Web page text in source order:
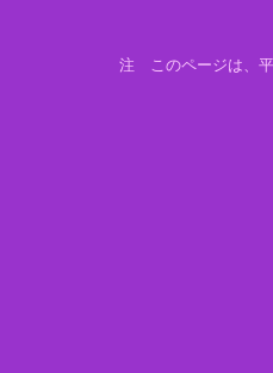
注 このページは、平